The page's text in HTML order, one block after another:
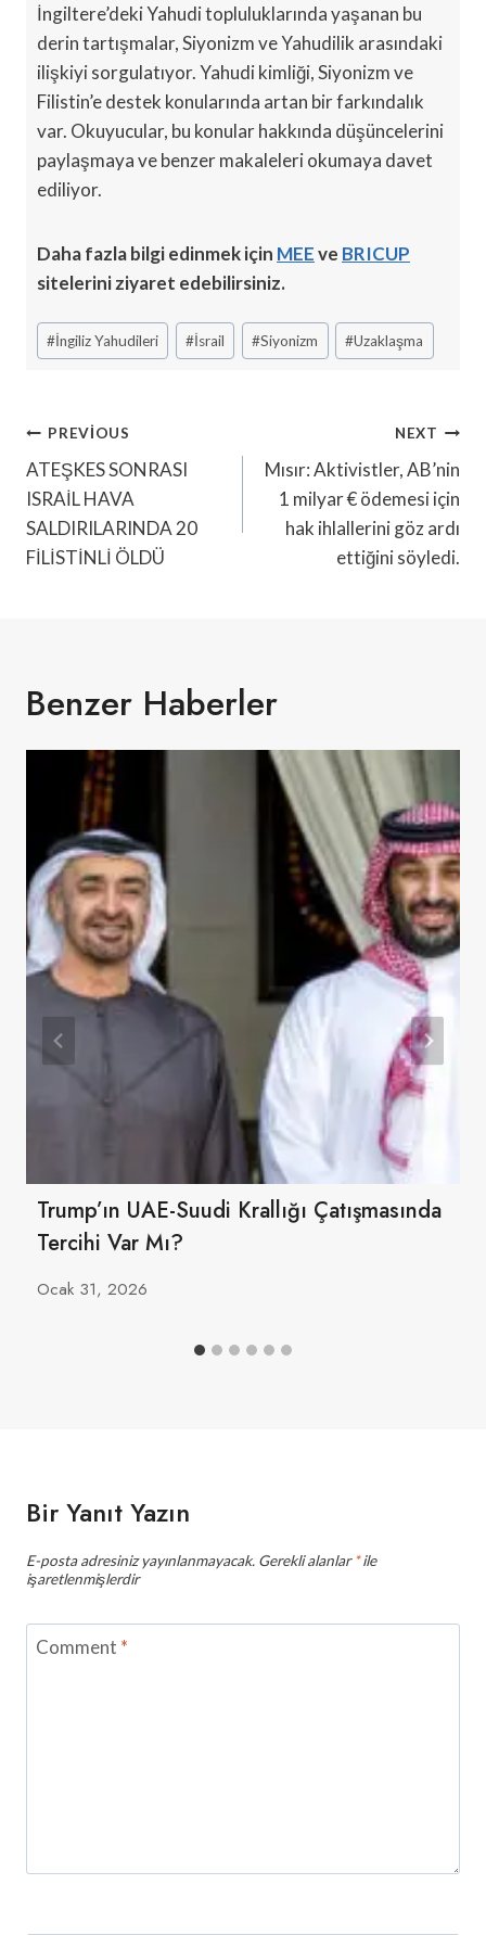
İngiltere’deki Yahudi topluluklarında yaşanan bu
derin tartışmalar, Siyonizm ve Yahudilik arasındaki
ilişkiyi sorgulatıyor. Yahudi kimliği, Siyonizm ve
Filistin’e destek konularında artan bir farkındalık
var. Okuyucular, bu konular hakkında düşüncelerini
paylaşmaya ve benzer makaleleri okumaya davet
ediliyor.
Daha fazla bilgi edinmek için MEEve BRICUP
sitelerini ziyaret edebilirsiniz.
Post
Tags:
#İngiliz Yahudileri #İsrail #Siyonizm #Uzaklaşma
Yazı
Gezinmesi
PREVIOUS
ATEŞKES SONRASI
ISRAİL HAVA
SALDIRILARINDA 20
FİLİSTİNLİ ÖLDÜ
NEXT
Mısır: Aktivistler, AB’nin
1 milyar € ödemesi için
hak ihlallerini göz ardı
ettiğini söyledi.
Benzer Haberler
Trump’ın UAE-Suudi Krallığı Çatışmasında
Tercihi Var Mı?
Ocak 31, 2026
Bir Yanıt Yazın
E-posta adresiniz yayınlanmayacak. Gerekli alanlar*ile
işaretlenmişlerdir
Comment *